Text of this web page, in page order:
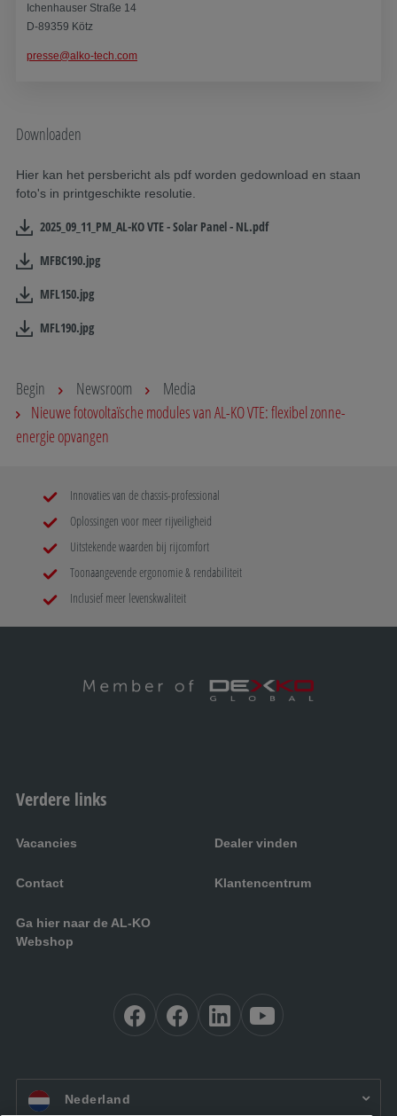
Ichenhauser Straße 14
D-89359 Kötz
presse@alko-tech.com
Downloaden
Hier kan het persbericht als pdf worden gedownload en staan
foto's in printgeschikte resolutie.
2025_09_11_PM_AL-KO VTE - Solar Panel - NL.pdf
MFBC190.jpg
MFL150.jpg
MFL190.jpg
Begin Newsroom
Media
Nieuwe fotovoltaïsche modules van AL-KO VTE: flexibel zonne-
energie opvangen
Innovaties van de chassis-professional
Oplossingen voor meer rijveiligheid
Uitstekende waarden bij rijcomfort
Toonaangevende ergonomie & rendabiliteit
Inclusief meer levenskwaliteit
Verdere links
Vacancies Dealer vinden
Contact Klantencentrum
Ga hier naar de AL-KO
Webshop
NL: Nederland